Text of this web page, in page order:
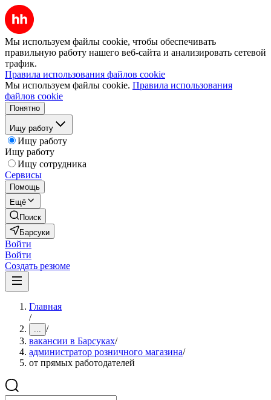
Мы используем файлы cookie, чтобы обеспечивать
правильную работу нашего веб-сайта и анализировать сетевой
трафик.
Правила использования файлов cookie
Мы используем файлы cookie. Правила использования
файлов cookie
Понятно
Ищу работу
Ищу работу
Ищу работу
Ищу сотрудника
Сервисы
Помощь
Ещё
Поиск
Барсуки
Войти
Войти
Создать резюме
Главная
/
... /
вакансии в Барсуках/
администратор розничного магазина/
от прямых работодателей